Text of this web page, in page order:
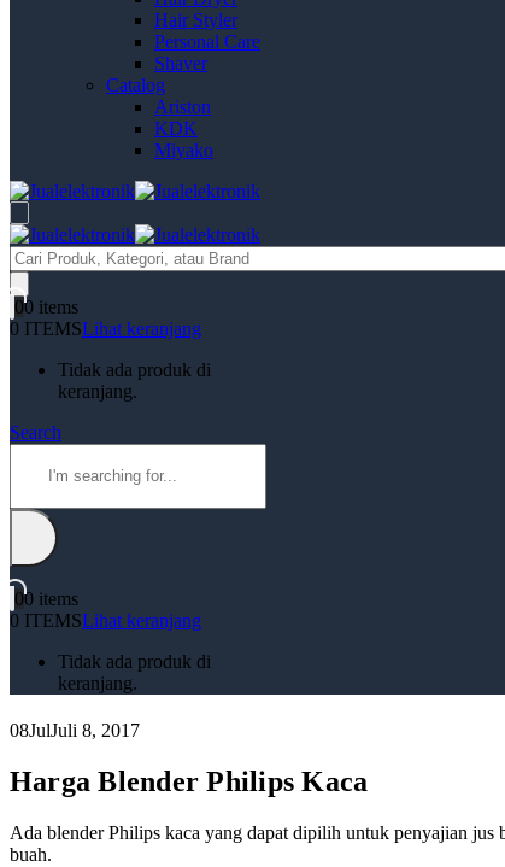
Hair Styler
Personal Care
Shaver
Catalog
Ariston
KDK
Miyako
Products
search
00 items
0 ITEMSLihat keranjang
Tidak ada produk di
keranjang.
Search
00 items
0 ITEMSLihat keranjang
Tidak ada produk di
keranjang.
08JulJuli 8, 2017
Harga Blender Philips Kaca
Ada blender Philips kaca yang dapat dipilih untuk penyajian
buah.